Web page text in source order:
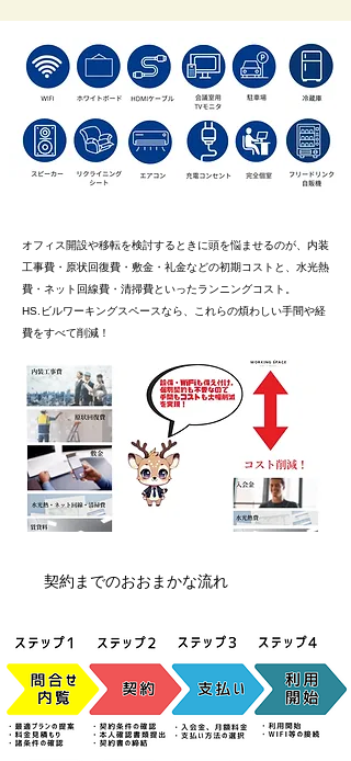
オフィス開設や移転を検討するときに頭を悩ませるのが、内装
工事費・原状回復費・敷金・礼金などの初期コストと、水光熱
費・ネット回線費・清掃費といったランニングコスト。
HS.ビルワーキングスペースなら、これらの煩わしい手間や経
費をすべて削減！
契約までのおおまかな流れ